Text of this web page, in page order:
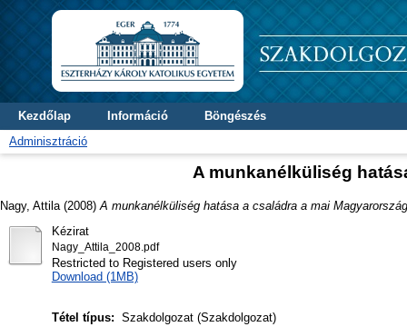
Kezdőlap Információ
Böngészés
Adminisztráció
A munkanélküliség
Nagy, Attila (2008) A munkanélküliség hatása a családra a mai
Kézirat
Nagy_Attila_2008.pdf
Restricted to Registered users only
Download (1MB)
Tétel típus: Szakdolgozat (Szakdolgozat)